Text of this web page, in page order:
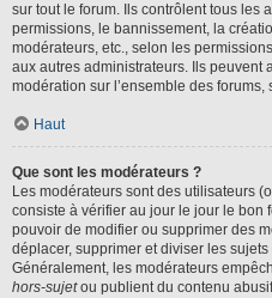
sur tout le forum. Ils contrôlent tous les
permissions, le bannissement, la
modérateurs, etc., selon les
aux autres administrateurs. Ils peuvent
modération sur l’ensemble des
Haut
Que sont les modérateurs ?
Les modérateurs sont des utilisateurs
consiste à vérifier au jour le jour le bon
pouvoir de modifier ou supprimer des
déplacer, supprimer et diviser les
Généralement, les modérateurs
hors-sujetou publient du contenu